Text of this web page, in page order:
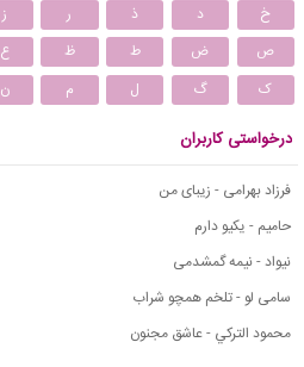
خ
د ذ ر ز
ص
ض ط ظ ع
ک
گ ل م ن
درخواستی کاربران
فرزاد بهرامی - زیبای من
حامیم - یکیو دارم
نیواد - نیمه گمشدمی
سامی لو - تلخم همچو شراب
محمود التركي - عاشق مجنون